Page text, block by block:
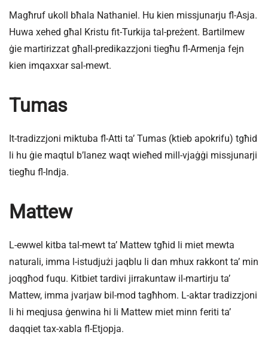
Magħruf ukoll bħala Nathaniel. Hu kien missjunarju fl-Asja.
Huwa xehed għal Kristu fit-Turkija tal-preżent. Bartilmew
ġie martirizzat għall-predikazzjoni tiegħu fl-Armenja fejn
kien imqaxxar sal-mewt.
Tumas
It-tradizzjoni miktuba fl-Atti ta’ Tumas (ktieb apokrifu) tgħid
li hu ġie maqtul b’lanez waqt wieħed mill-vjaġġi missjunarji
tiegħu fl-Indja.
Mattew
L-ewwel kitba tal-mewt ta’ Mattew tgħid li miet mewta
naturali, imma l-istudjużi jaqblu li dan mhux rakkont ta’ min
joqgħod fuqu. Kitbiet tardivi jirrakuntaw il-martirju ta’
Mattew, imma jvarjaw bil-mod tagħhom. L-aktar tradizzjoni
li hi meqjusa ġenwina hi li Mattew miet minn feriti ta’
daqqiet tax-xabla fl-Etjopja.